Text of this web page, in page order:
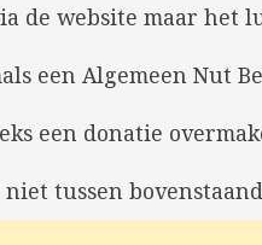
de website maar het
een Algemeen Nut
een donatie
tussen